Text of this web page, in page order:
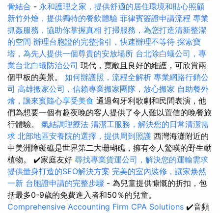
骨結合 - 永和護理之家，提供舒適的居住環境和貼心照顧
新竹外燴，提供獨特的餐飲體驗 菲律賓簽證申請流程 專業
抓姦服務，協助你掌握真相 打掃服務，為您打造清新整潔
的空間 辦理台胞證的完整指引，快速辦理不等待 探索寶
塔，為先人提供一個尊貴的安放場所 台北除白蟻公司，專
業台北白蟻防治公司 現代，寬敞且良好的維護，可欣賞兩
個甲板的美景。 如何辦護照，流程全解析 專業網路行銷公
司 高雄搬家公司，信賴專業搬家團隊，放心搬家 自助餐外
燴，讓來賓隨心享受美食 通過匈牙利歌劇和民間表演，他
們為想要一個有趣夜晚的客人提供了令人難以置信的晚餐旅
行體驗。 氣結調理療法 清潔工服務，解決您的日常清潔需
求 北部地區安養院的選擇，提供周到照護 西灣海灘附近的
中美洲障礙礁是世界第二大珊瑚礁，擁有令人驚嘆的野生動
植物。 ✔️家庭友好 尋找專業貨運公司，解決您的運輸需求
提供量身打造的SEO解決方案 完美的室內裝修，讓家焕然
一新 台胞證申請的完整步驟 - 為兒童提供慷慨的折扣，包
括最多0-9歲的免費進入者和50％的兒童。
Comprehensive Accounting Firm CPA Solutions ✔️音頻